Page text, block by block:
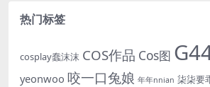
热门标签
cosplay蠢沫沫 COS作品 Cos图
yeonwoo 咬一口兔娘 年年nnian 柒柒要